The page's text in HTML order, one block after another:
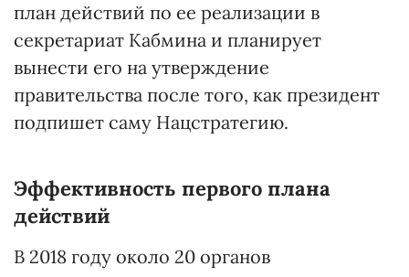
план действий по ее реализации в
секретариат Кабмина и планирует
вынести его на утверждение
правительства после того, как президент
подпишет саму Нацстратегию.
Эффективность первого плана
действий
В 2018 году около 20 органов